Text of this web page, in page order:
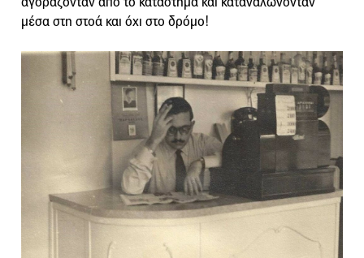
μέσα στη στοά και όχι στο δρόμο!